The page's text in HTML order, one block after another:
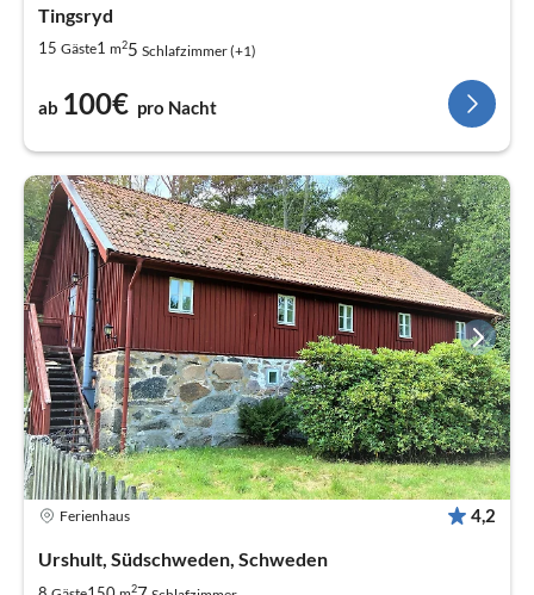
Tingsryd
15 Gäste1 m25 Schlafzimmer (+1)
ab 100€ pro Nacht
Ferienhaus 4,2
Urshult, Südschweden, Schweden
2